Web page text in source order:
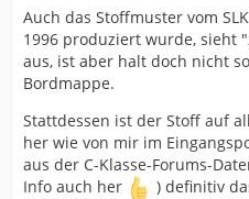
Auch das Stoffmuster vom
1996 produziert wurde, sieht
aus, ist aber halt doch nicht
Bordmappe.
Stattdessen ist der Stoff auf
her wie von mir im
aus der C-Klasse-Forums-
Info auch her
) definitiv